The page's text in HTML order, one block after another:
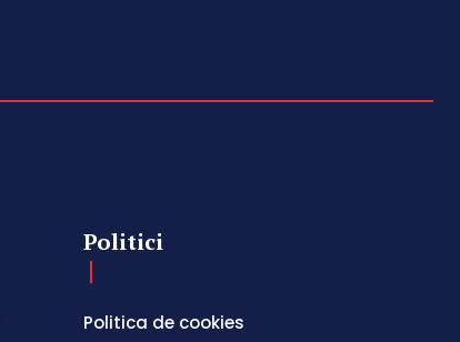
Politici
Politica de cookies